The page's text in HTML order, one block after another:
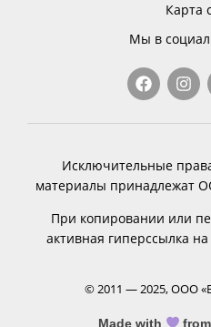
Карта
Мы в
Исключительные
материалы принадлежат
При копировании или
активная гиперссылка
© 2011 — 2025, ООО
Made with